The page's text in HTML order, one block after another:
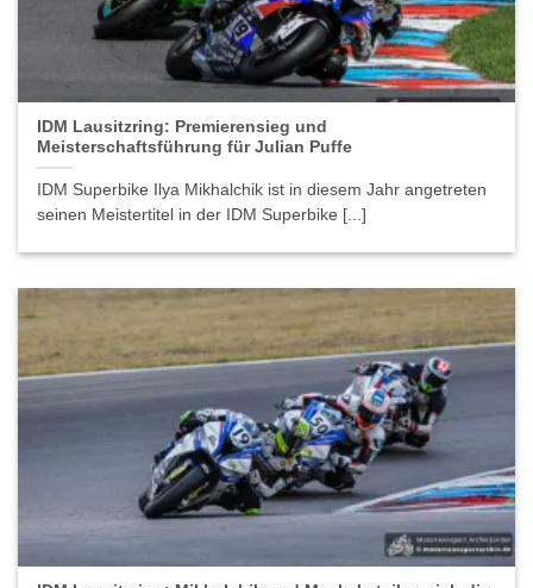
IDM Lausitzring: Premierensieg und
Meisterschaftsführung für Julian Puffe
IDM Superbike Ilya Mikhalchik ist in diesem Jahr angetreten
seinen Meistertitel in der IDM Superbike [...]